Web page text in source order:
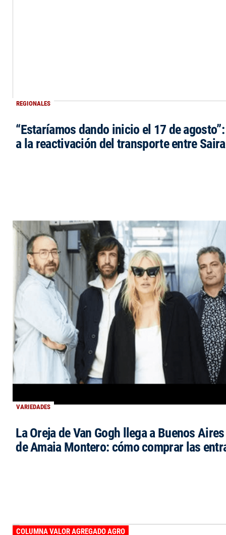
REGIONALES
“Estaríamos dando inicio el 17 de
a la reactivación del transporte entre
VARIEDADES
La Oreja de Van Gogh llega a Buenos
de Amaia Montero: cómo comprar las
COLUMNA VALOR AGREGADO AGRO